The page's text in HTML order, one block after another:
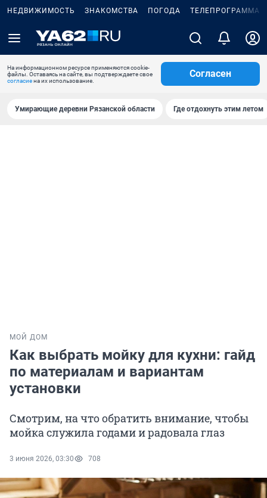
НЕДВИЖИМОСТЬ ЗНАКОМСТВА ПОГОДА ТЕЛЕПРОГРАММА
На информационном ресурсе применяются cookie-
файлы. Оставаясь на сайте, вы подтверждаете свое
согласиена их использование.
Согласен
Умирающие деревни Рязанской области Где отдохнуть этим летом
МОЙ ДОМ
Как выбрать мойку для кухни: гайд
по материалам и вариантам
установки
Смотрим, на что обратить внимание, чтобы
мойка служила годами и радовала глаз
3 июня 2026, 03:30 708